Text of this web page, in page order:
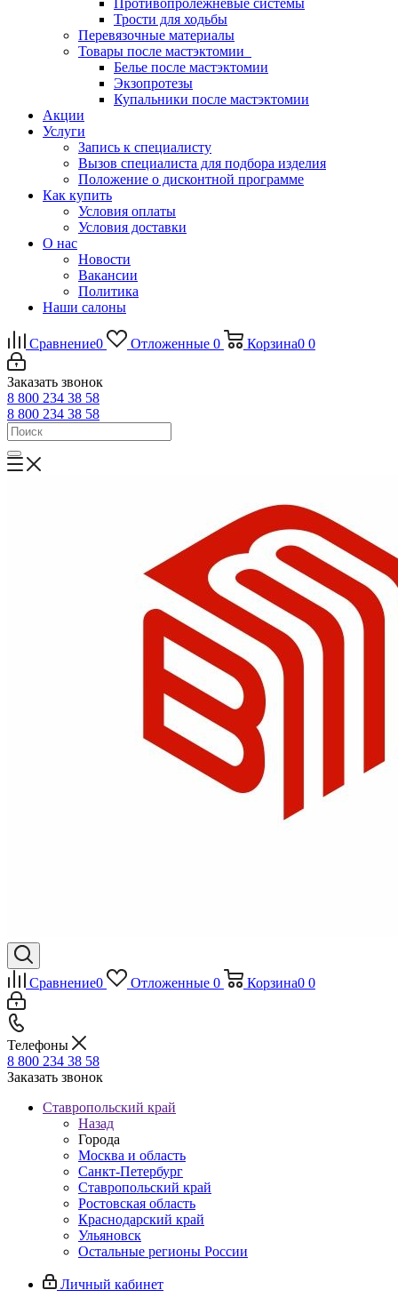
Противопролежневые системы
Трости для ходьбы
Перевязочные материалы
Товары после мастэктомии
Белье после мастэктомии
Экзопротезы
Купальники после мастэктомии
Акции
Услуги
Запись к специалисту
Вызов специалиста для подбора изделия
Положение о дисконтной программе
Как купить
Условия оплаты
Условия доставки
О нас
Новости
Вакансии
Политика
Наши салоны
Сравнение0 Отложенные 0 Корзина0 0
Заказать звонок
8 800 234 38 58
8 800 234 38 58
Сравнение0 Отложенные 0 Корзина0 0
Телефоны
8 800 234 38 58
Заказать звонок
Ставропольский край
Назад
Города
Москва и область
Санкт-Петербург
Ставропольский край
Ростовская область
Краснодарский край
Ульяновск
Остальные регионы России
Личный кабинет